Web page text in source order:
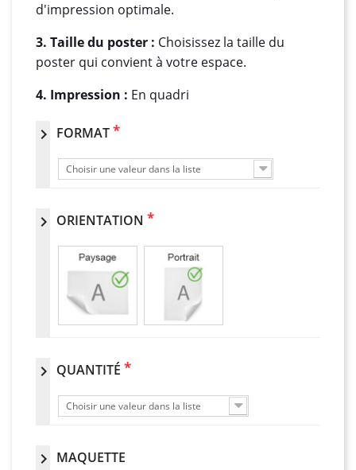
d'impression optimale.
3. Taille du poster : Choisissez la taille du
poster qui convient à votre espace.
4. Impression : En quadri
chevron_right FORMAT*
Choisir une valeur dans la liste
chevron_right ORIENTATION *
chevron_right QUANTITÉ *
Choisir une valeur dans la liste
chevron_right MAQUETTE